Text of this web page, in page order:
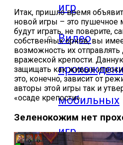
игр
Видео
мобильных
игр
Итак, пришло время
новой игры – это пушечное
будут играть, не поверите,
собственных орков, вы
возможность их
вражеской крепости.
защищать как живые
это, конечно, зависит от
авторы этой игры так и
«осаде крепости».
Зеленокожим нет